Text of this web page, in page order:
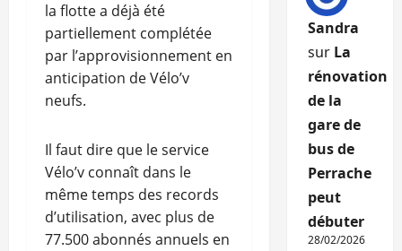
la flotte a déjà été
partiellement complétée
par l’approvisionnement en
anticipation de Vélo’v
neufs.
Il faut dire que le service
Vélo’v connaît dans le
même temps des records
d’utilisation, avec plus de
77.500 abonnés annuels en
Sandra
sur La
rénovation
de la
gare de
bus de
Perrache
peut
débuter
28/02/2026